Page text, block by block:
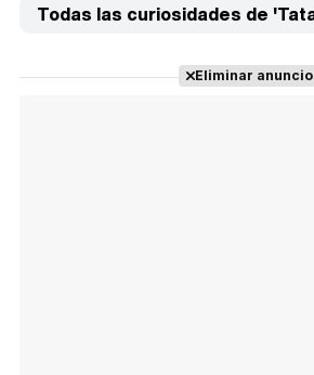
Todas las curiosidades de
Eliminar